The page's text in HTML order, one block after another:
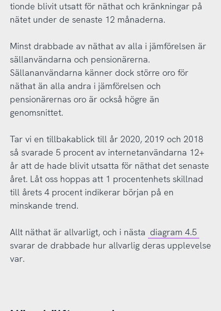
tionde blivit utsatt för näthat och kränkningar på
nätet under de senaste 12 månaderna.
Minst drabbade av näthat av alla i jämförelsen är
sällanvändarna och pensionärerna.
Sällananvändarna känner dock större oro för
näthat än alla andra i jämförelsen och
pensionärernas oro är också högre än
genomsnittet.
Tar vi en tillbakablick till år 2020, 2019 och 2018
så svarade 5 procent av internetanvändarna 12+
år att de hade blivit utsatta för näthat det senaste
året. Låt oss hoppas att 1 procentenhets skillnad
till årets 4 procent indikerar början på en
minskande trend.
Allt näthat är allvarligt, och i nästa diagram 4.5
svarar de drabbade hur allvarlig deras upplevelse
var.